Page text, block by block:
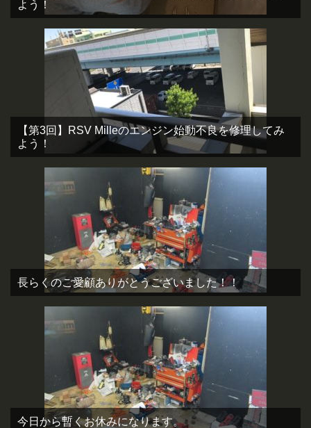
よう！
【第3回】RSV Milleのエンジン始動不良を修理してみ
よう！
長らくのご愛顧ありがとうございました！！
今日から暫くお休みになります。